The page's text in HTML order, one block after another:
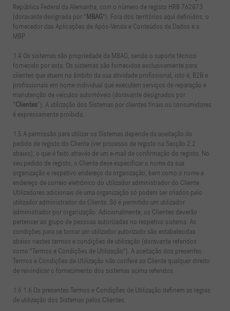
República Federal da Alemanha, com o número de registo HRB 762873
(doravante designada por " MBAG"). Fora dos territórios aqui definidos, o
fornecedor das Aplicações de Após-Venda e Conteúdos de Dados é a
MBP.
1.4 Os sistemas são propriedade da MBAG, sendo o suporte técnico
fornecido por esta. Os sistemas são fornecidos exclusivamente para
clientes que atuem no âmbito da sua atividade profissional, isto é, B2B e
profissionais em nome individual que executem serviços de reparação e
manutenção de veículos automóveis (doravante designados por
“Clientes”). A utilização dos Sistemas por clientes finais ou consumidores
é expressamente proibida.
1.5 A permissão para utilizar os Sistemas depende da aceitação do
pedido de registo do Cliente (ver processo de registo na Secção 2.2
abaixo), o que é feito através de um e-mail de confirmação do registo. No
seu pedido de registo, o Cliente deve especificar o nome da sua
organização e respetivo endereço da organização, bem como o nome e
endereço de correio eletrónico do utilizador administrador do Cliente.
Utilizadores adicionais de uma organização só podem ser criados pelo
utilizador administrador do Cliente. Só é permitido um utilizador
administrador por organização. Adicionalmente, os Clientes deverão
pertencer ao grupo de pessoas autorizadas no respetivo sistema. As
condições para se tornar um utilizador autorizado são estabelecidas
abaixo nestes termos e condições de utilização (doravante referidos
como "Termos e Condições de Utilização"). A aceitação dos presentes
Termos e Condições de Utilização não confere ao Cliente qualquer direito
de reivindicar o fornecimento dos sistemas acima referidos.
1.6 1.6 Os presentes Termos e Condições de Utilização definem as regras
de utilização dos Sistemas pelos Clientes.